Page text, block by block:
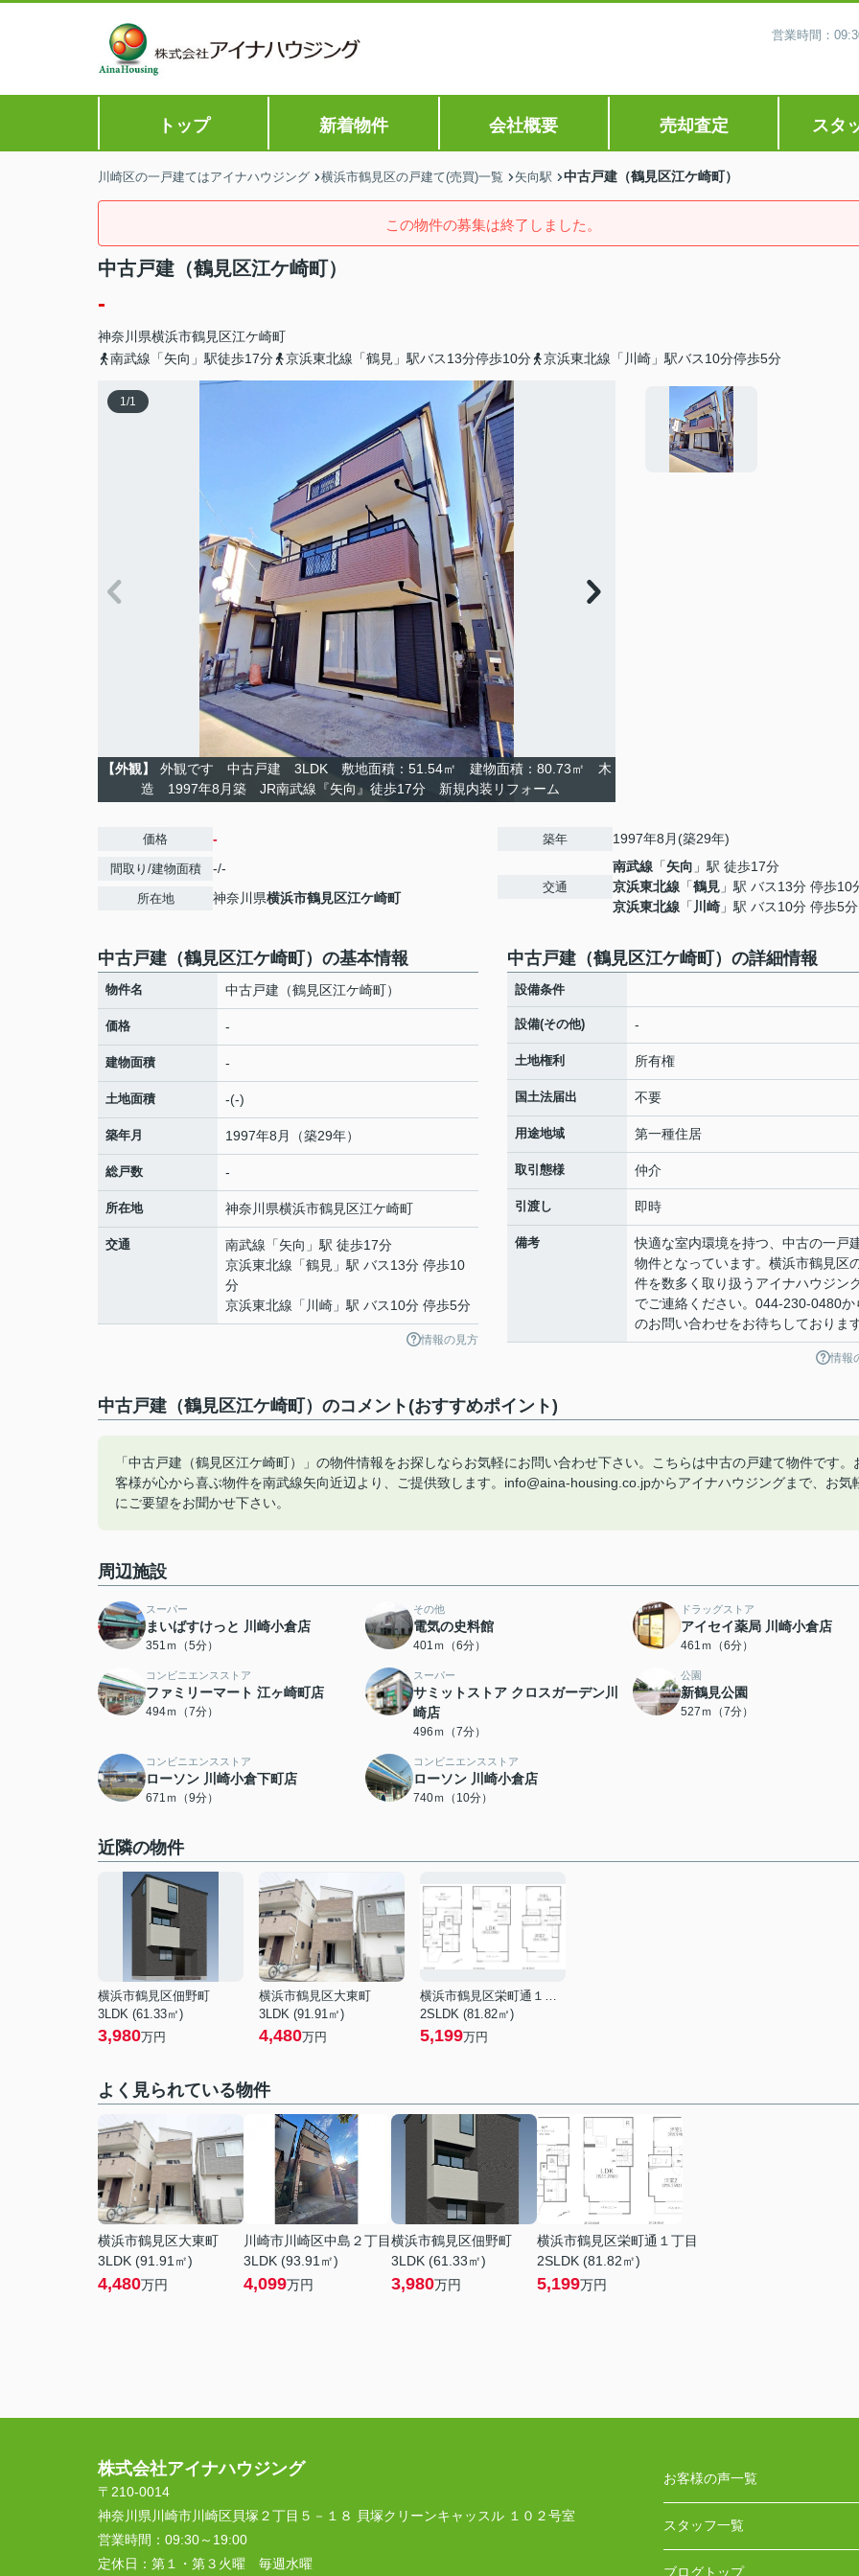
営業時間：
トップ 新着物件 会社概要 売却査定 スタ
川崎区の一戸建てはアイナハウジング 横浜市鶴見区の戸建て(売買)一覧 矢向駅 中古戸建（鶴見区江ケ崎町）
この物件の募集は終了しました。
中古戸建（鶴見区江ケ崎町）
-
神奈川県横浜市鶴見区江ケ崎町
南武線「矢向」駅徒歩17分
京浜東北線「鶴見」駅バス13分停歩10分 京浜東北線「川崎」駅バス10分停歩5分
1/1
【外観】
外観です 中古戸建 3LDK 敷地面積：51.54㎡ 建物面積：80.73㎡ 木
造 1997年8月築 JR南武線『矢向』徒歩17分 新規内装リフォーム
価格 -
間取り/建物面積 -/-
所在地 神奈川県横浜市鶴見区江ケ崎町
築年 1997年8月(築29年)
交通
南武線 「矢向 」駅 徒歩17分
京浜東北線 「鶴見 」駅 バス13分 停歩10
京浜東北線 「 川崎 」駅 バス10分 停歩5分
中古戸建（鶴見区江ケ崎町）の基本情報
物件名 中古戸建（鶴見区江ケ崎町）
価格 -
建物面積 -
土地面積 -(-)
築年月 1997年8月（築29年）
総戸数 -
所在地 神奈川県横浜市鶴見区江ケ崎町
交通 南武線 「矢向 」駅 徒歩17分
京浜東北線 「鶴見 」駅 バス13分 停歩10
分
京浜東北線 「 川崎 」駅 バス10分 停歩5分
情報の見方
中古戸建（鶴見区江ケ崎町）の詳細情報
設備条件
設備(その他) -
土地権利 所有権
国土法届出 不要
用途地域 第一種住居
取引態様 仲介
引渡し 即時
備考
快適な室内環境を持つ、中古の一戸
物件となっています。横浜市鶴見区
件を数多く取り扱うアイナハウジン
でご連絡ください。044-230-0480か
のお問い合わせをお待ちしております
情報
中古戸建（鶴見区江ケ崎町）のコメント(おすすめポイント)
「中古戸建（鶴見区江ケ崎町）」の物件情報をお探しならお気軽にお問い合わせ下さい。こちらは中古の戸建て物件です。
客様が心から喜ぶ物件を南武線矢向近辺より、ご提供致します。info@aina-housing.co.jpからアイナハウジングまで、お気
にご要望をお聞かせ下さい。
周辺施設
スーパー
まいばすけっと 川崎小倉店
351ｍ（5分）
その他
電気の史料館
401ｍ（6分）
ドラッグストア
アイセイ薬局 川崎小倉店
461ｍ（6分）
コンビニエンスストア
ファミリーマート 江ヶ崎町店
494ｍ（7分）
スーパー
サミットストア クロスガーデン川
崎店
496ｍ（7分）
公園
新鶴見公園
527ｍ（7分）
コンビニエンスストア
ローソン 川崎小倉下町店
671ｍ（9分）
コンビニエンスストア
ローソン 川崎小倉店
740ｍ（10分）
近隣の物件
横浜市鶴見区佃野町
3LDK (61.33㎡)
3,980万円
横浜市鶴見区大東町
3LDK (91.91㎡)
4,480万円
横浜市鶴見区栄町通１丁目
2SLDK (81.82㎡)
5,199万円
よく見られている物件
横浜市鶴見区大東町
3LDK (91.91㎡)
4,480万円
川崎市川崎区中島２丁目
3LDK (93.91㎡)
4,099万円
横浜市鶴見区佃野町
3LDK (61.33㎡)
3,980万円
横浜市鶴見区栄町通１丁目
2SLDK (81.82㎡)
5,199万円
株式会社アイナハウジング
〒210-0014
神奈川県川崎市川崎区貝塚２丁目５－１８ 貝塚クリーンキャッスル １０２号室
営業時間： 09:30～19:00
定休日： 第１・第３火曜 毎週水曜
お客様の声一覧
スタッフ一覧
ブログトップ